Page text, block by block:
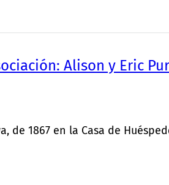
Alison y Eric
1867 en la Casa de